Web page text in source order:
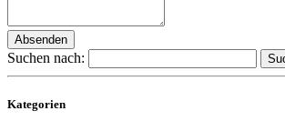
Absenden
Suchen nach:
Kategorien